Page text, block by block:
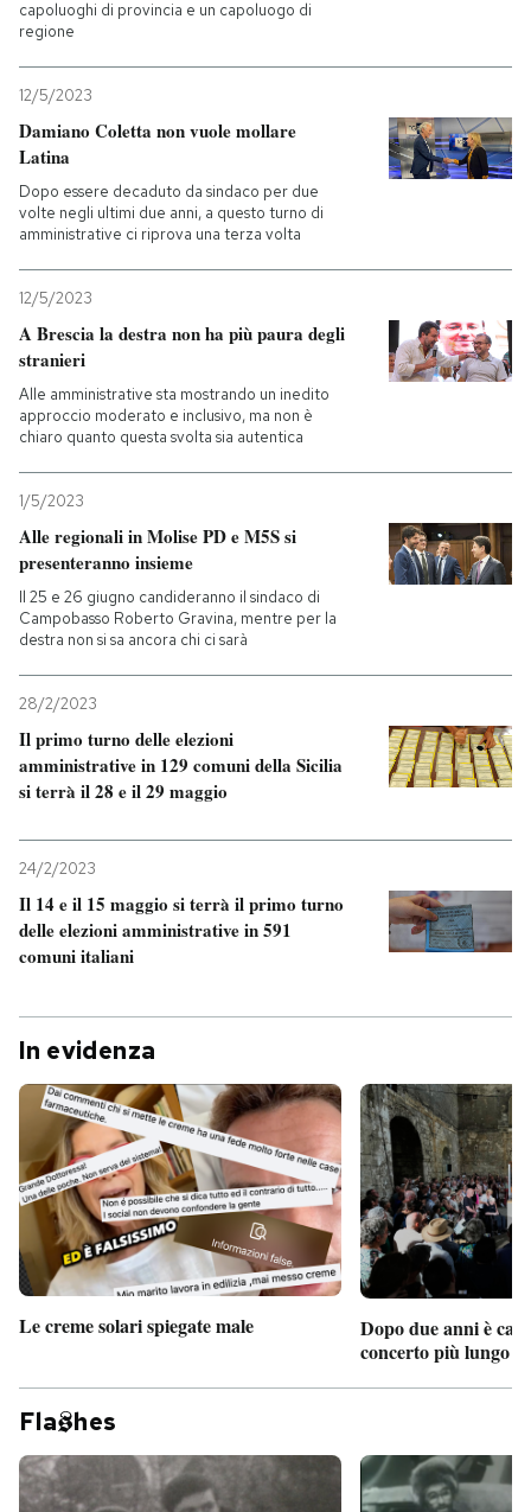
capoluoghi di provincia e un capoluogo di
regione
12/5/2023
Damiano Coletta non vuole mollare
Latina
Dopo essere decaduto da sindaco per due
volte negli ultimi due anni, a questo turno di
amministrative ci riprova una terza volta
12/5/2023
A Brescia la destra non ha più paura degli
stranieri
Alle amministrative sta mostrando un inedito
approccio moderato e inclusivo, ma non è
chiaro quanto questa svolta sia autentica
1/5/2023
Alle regionali in Molise PD e M5S si
presenteranno insieme
Il 25 e 26 giugno candideranno il sindaco di
Campobasso Roberto Gravina, mentre per la
destra non si sa ancora chi ci sarà
28/2/2023
Il primo turno delle elezioni
amministrative in 129 comuni della Sicilia
si terrà il 28 e il 29 maggio
24/2/2023
Il 14 e il 15 maggio si terrà il primo turno
delle elezioni amministrative in 591
comuni italiani
In evidenza
Le creme solari spiegate male
Dopo due anni è
concerto più lungo
Fla hes